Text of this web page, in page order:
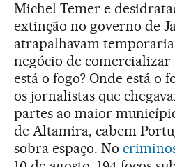
Michel Temer e
extinção no governo de
atrapalhavam
negócio de comercializar
está o fogo? Onde está o
os jornalistas que
partes ao maior
de Altamira, cabem
sobra espaço. No